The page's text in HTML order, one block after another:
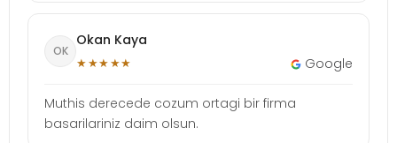
OK
Okan Kaya
★★★★★ Google
Muthis derecede cozum ortagi bir firma
basarilariniz daim olsun.